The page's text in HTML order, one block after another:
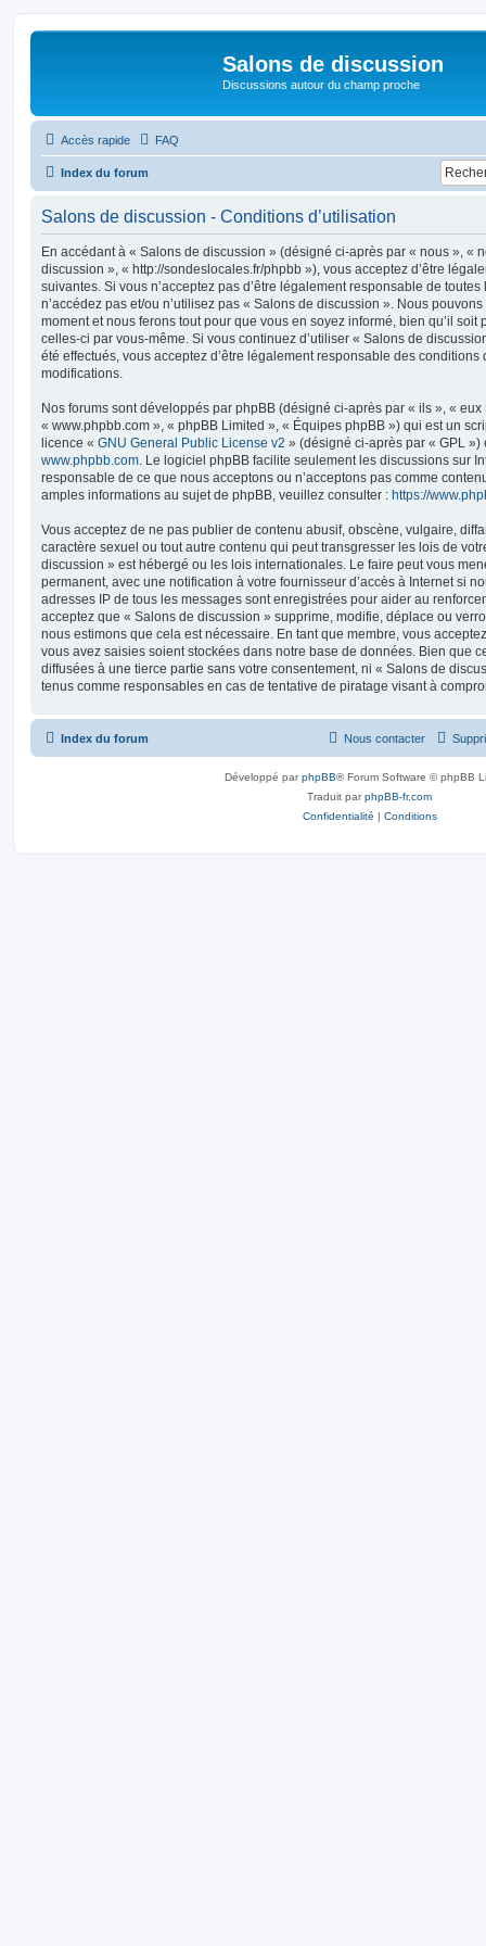
Salons de discussion
Discussions autour du champ proche
Accès rapide FAQ
Index du forum
Salons de discussion - Conditions d’utilisation
En accédant à « Salons de discussion » (désigné ci-après par « nous », «
discussion », « http://sondeslocales.fr/phpbb »), vous acceptez d’être
suivantes. Si vous n’acceptez pas d’être légalement responsable de
n’accédez pas et/ou n’utilisez pas « Salons de discussion ». Nous
moment et nous ferons tout pour que vous en soyez informé, bien qu’il
celles-ci par vous-même. Si vous continuez d’utiliser « Salons de
été effectués, vous acceptez d’être légalement responsable des
modifications.
Nos forums sont développés par phpBB (désigné ci-après par « ils », «
« www.phpbb.com », « phpBB Limited », « Équipes phpBB ») qui est un
licence « GNU General Public License v2 » (désigné ci-après par « GPL
www.phpbb.com. Le logiciel phpBB facilite seulement les discussions sur
responsable de ce que nous acceptons ou n’acceptons pas comme
amples informations au sujet de phpBB, veuillez consulter : https://
Vous acceptez de ne pas publier de contenu abusif, obscène, vulgaire,
caractère sexuel ou tout autre contenu qui peut transgresser les lois de
discussion » est hébergé ou les lois internationales. Le faire peut vous
permanent, avec une notification à votre fournisseur d’accès à Internet si
adresses IP de tous les messages sont enregistrées pour aider au
acceptez que « Salons de discussion » supprime, modifie, déplace ou
nous estimons que cela est nécessaire. En tant que membre, vous
vous avez saisies soient stockées dans notre base de données. Bien que
diffusées à une tierce partie sans votre consentement, ni « Salons de
tenus comme responsables en cas de tentative de piratage visant à
Index du forum Nous contacter
Développé parphpBB® Forum Software © phpBB
Traduit parphpBB-fr.com
Confidentialité | Conditions